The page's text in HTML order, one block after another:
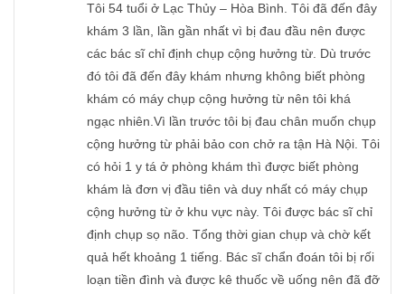
Tôi 54 tuổi ở Lạc Thủy – Hòa Bình. Tôi đã đến đây
khám 3 lần, lần gần nhất vì bị đau đầu nên được
các bác sĩ chỉ định chụp cộng hưởng từ. Dù trước
đó tôi đã đến đây khám nhưng không biết phòng
khám có máy chụp cộng hưởng từ nên tôi khá
ngạc nhiên.Vì lần trước tôi bị đau chân muốn chụp
cộng hưởng từ phải bảo con chở ra tận Hà Nội. Tôi
có hỏi 1 y tá ở phòng khám thì được biết phòng
khám là đơn vị đầu tiên và duy nhất có máy chụp
cộng hưởng từ ở khu vực này. Tôi được bác sĩ chỉ
định chụp sọ não. Tổng thời gian chụp và chờ kết
quả hết khoảng 1 tiếng. Bác sĩ chẩn đoán tôi bị rối
loạn tiền đình và được kê thuốc về uống nên đã đỡ